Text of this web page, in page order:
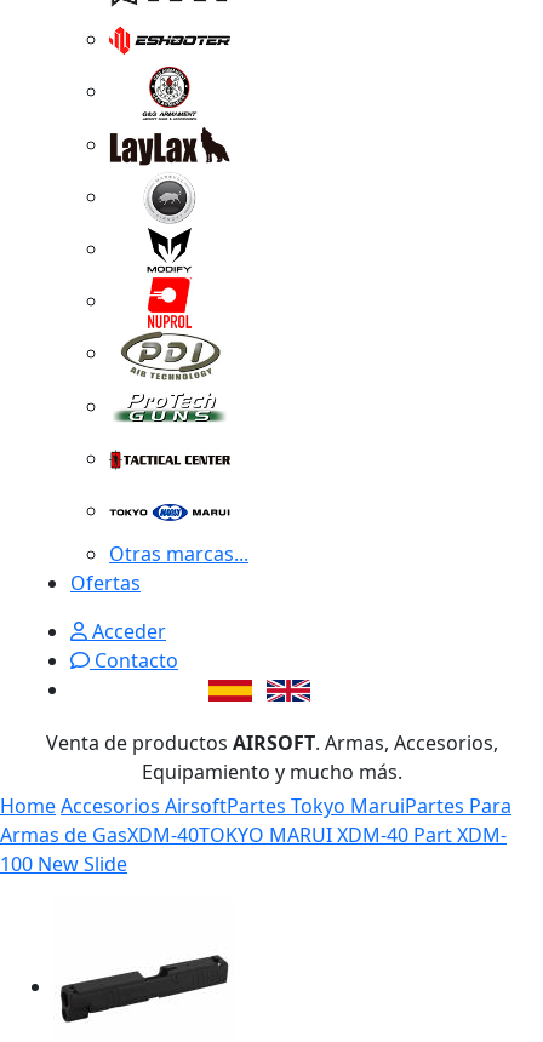
Otras marcas...
Ofertas
Acceder
Contacto
Venta de productos AIRSOFT. Armas, Accesorios,
Equipamiento y mucho más.
HomeAccesorios AirsoftPartes Tokyo MaruiPartes Para
Armas de GasXDM-40TOKYO MARUI XDM-40 Part XDM-
100 New Slide